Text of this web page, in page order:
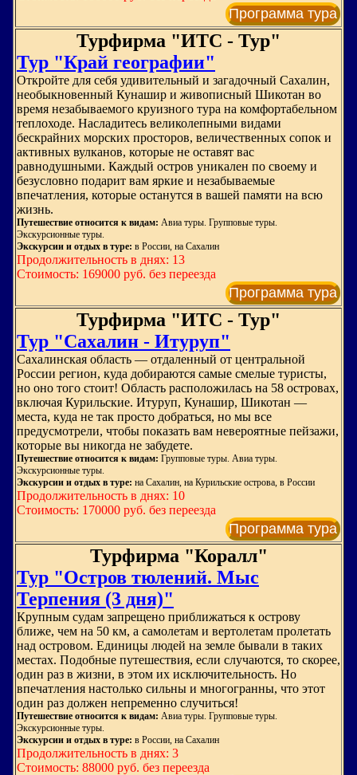
Программа тура
Турфирма "ИТС - Тур"
Тур "Край географии"
Откройте для себя удивительный и загадочный Сахалин,
необыкновенный Кунашир и живописный Шикотан во
время незабываемого круизного тура на комфортабельном
теплоходе. Насладитесь великолепными видами
бескрайних морских просторов, величественных сопок и
активных вулканов, которые не оставят вас
равнодушными. Каждый остров уникален по своему и
безусловно подарит вам яркие и незабываемые
впечатления, которые останутся в вашей памяти на всю
жизнь.
Путешествие относится к видам: Авиа туры. Групповые туры.
Экскурсионные туры.
Экскурсии и отдых в туре: в России, на Сахалин
Продолжительность в днях: 13
Стоимость: 169000 руб. без переезда
Программа тура
Турфирма "ИТС - Тур"
Тур "Сахалин - Итуруп"
Сахалинская область — отдаленный от центральной
России регион, куда добираются самые смелые туристы,
но оно того стоит! Область расположилась на 58 островах,
включая Курильские. Итуруп, Кунашир, Шикотан —
места, куда не так просто добраться, но мы все
предусмотрели, чтобы показать вам невероятные пейзажи,
которые вы никогда не забудете.
Путешествие относится к видам: Групповые туры. Авиа туры.
Экскурсионные туры.
Экскурсии и отдых в туре: на Сахалин, на Курильские острова, в России
Продолжительность в днях: 10
Стоимость: 170000 руб. без переезда
Программа тура
Турфирма "Коралл"
Тур "Остров тюлений. Мыс
Терпения (3 дня)"
Крупным судам запрещено приближаться к острову
ближе, чем на 50 км, а самолетам и вертолетам пролетать
над островом. Единицы людей на земле бывали в таких
местах. Подобные путешествия, если случаются, то скорее,
один раз в жизни, в этом их исключительность. Но
впечатления настолько сильны и многогранны, что этот
один раз должен непременно случиться!
Путешествие относится к видам: Авиа туры. Групповые туры.
Экскурсионные туры.
Экскурсии и отдых в туре: в России, на Сахалин
Продолжительность в днях: 3
Стоимость: 88000 руб. без переезда